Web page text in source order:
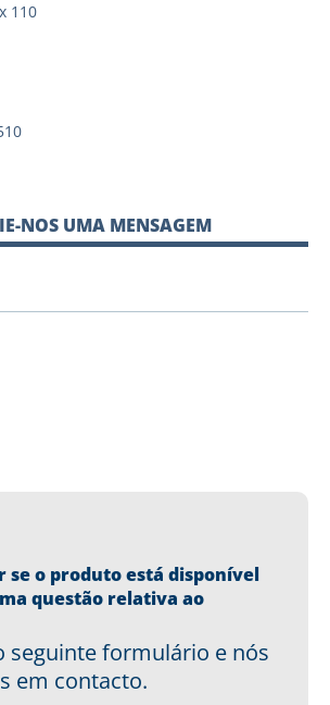
110
NOS UMA MENSAGEM
se o produto está disponível
questão relativa ao
seguinte formulário e nós
em contacto.